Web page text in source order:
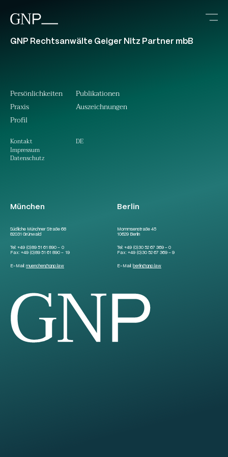
GNP Rechtsanwälte Geiger Nitz Partner mbB
München
Südliche Münchner Straße 68
82031 Grünwald
Tel:+49 (0)89 51 61 890 – 0
Fax:+49 (0)89 51 61 890 – 19
E-Mail:muenchen@gnp.law
Berlin
Mommsenstraße 45
10629 Berlin
Tel: +49 (0)30 52 67 369 – 0
Fax: +49 (0)30 52 67 369 – 9
E-Mail: berlin@gnp.law
Persönlichkeiten
Praxis
Profil
Kontakt
Impressum
Datenschutz
Publikationen
Auszeichnungen
DE